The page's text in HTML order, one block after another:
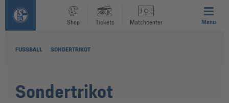
Shop Tickets Matchcenter Menu
FUSSBALL SONDERTRIKOT
Sondertrikot